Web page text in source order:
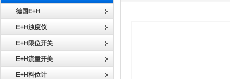
德国E+H
E+H浊度仪
E+H限位开关
E+H流量开关
E+H料位计